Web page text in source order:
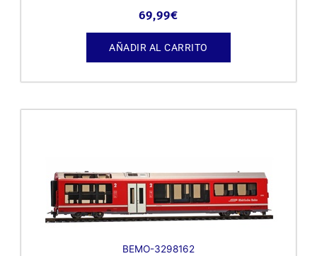
69,99€
AÑADIR AL CARRITO
BEMO-3298162